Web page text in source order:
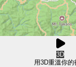
3D
用3D重溫你的